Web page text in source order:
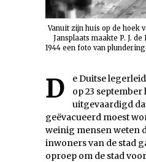
Vanuit zijn huis op de hoek
Jansplaats maakte P. J.
1944 een foto van
De Duitse legerleiding had weliswaar
op 23 september
uitgevaardigd
geëvacueerd moest
weinig mensen weten
inwoners van de stad
oproep om de stad